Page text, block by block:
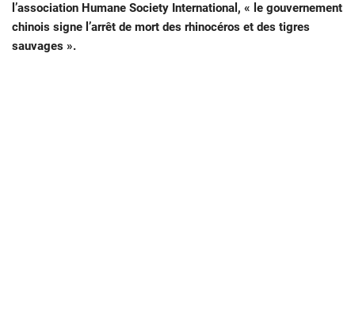
l’association Humane Society International, « le gouvernement
chinois signe l’arrêt de mort des rhinocéros et des tigres
sauvages ».